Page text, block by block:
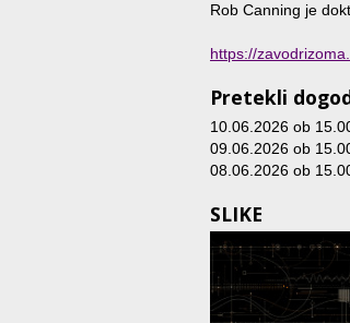
Rob Canning je
https://
Pretekli
10.06.2026 ob
09.06.2026 ob
08.06.2026 ob
SLIKE